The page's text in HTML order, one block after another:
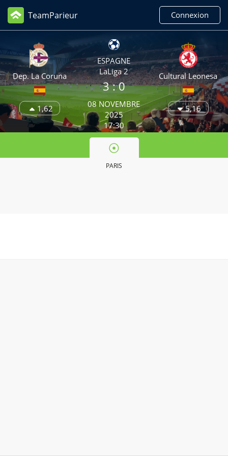
TeamParieur Connexion
Dep. La Coruna
1,62
ESPAGNE
LaLiga 2
3: 0
08 NOVEMBRE
2025
17:30
Cultural Leonesa
5,16
PARIS